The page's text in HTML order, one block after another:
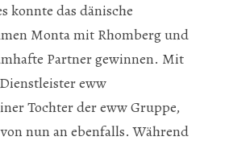
konnte das dänische
Monta mit Rhomberg und
Partner gewinnen. Mit
eww
Tochter der eww Gruppe,
nun an ebenfalls. Während